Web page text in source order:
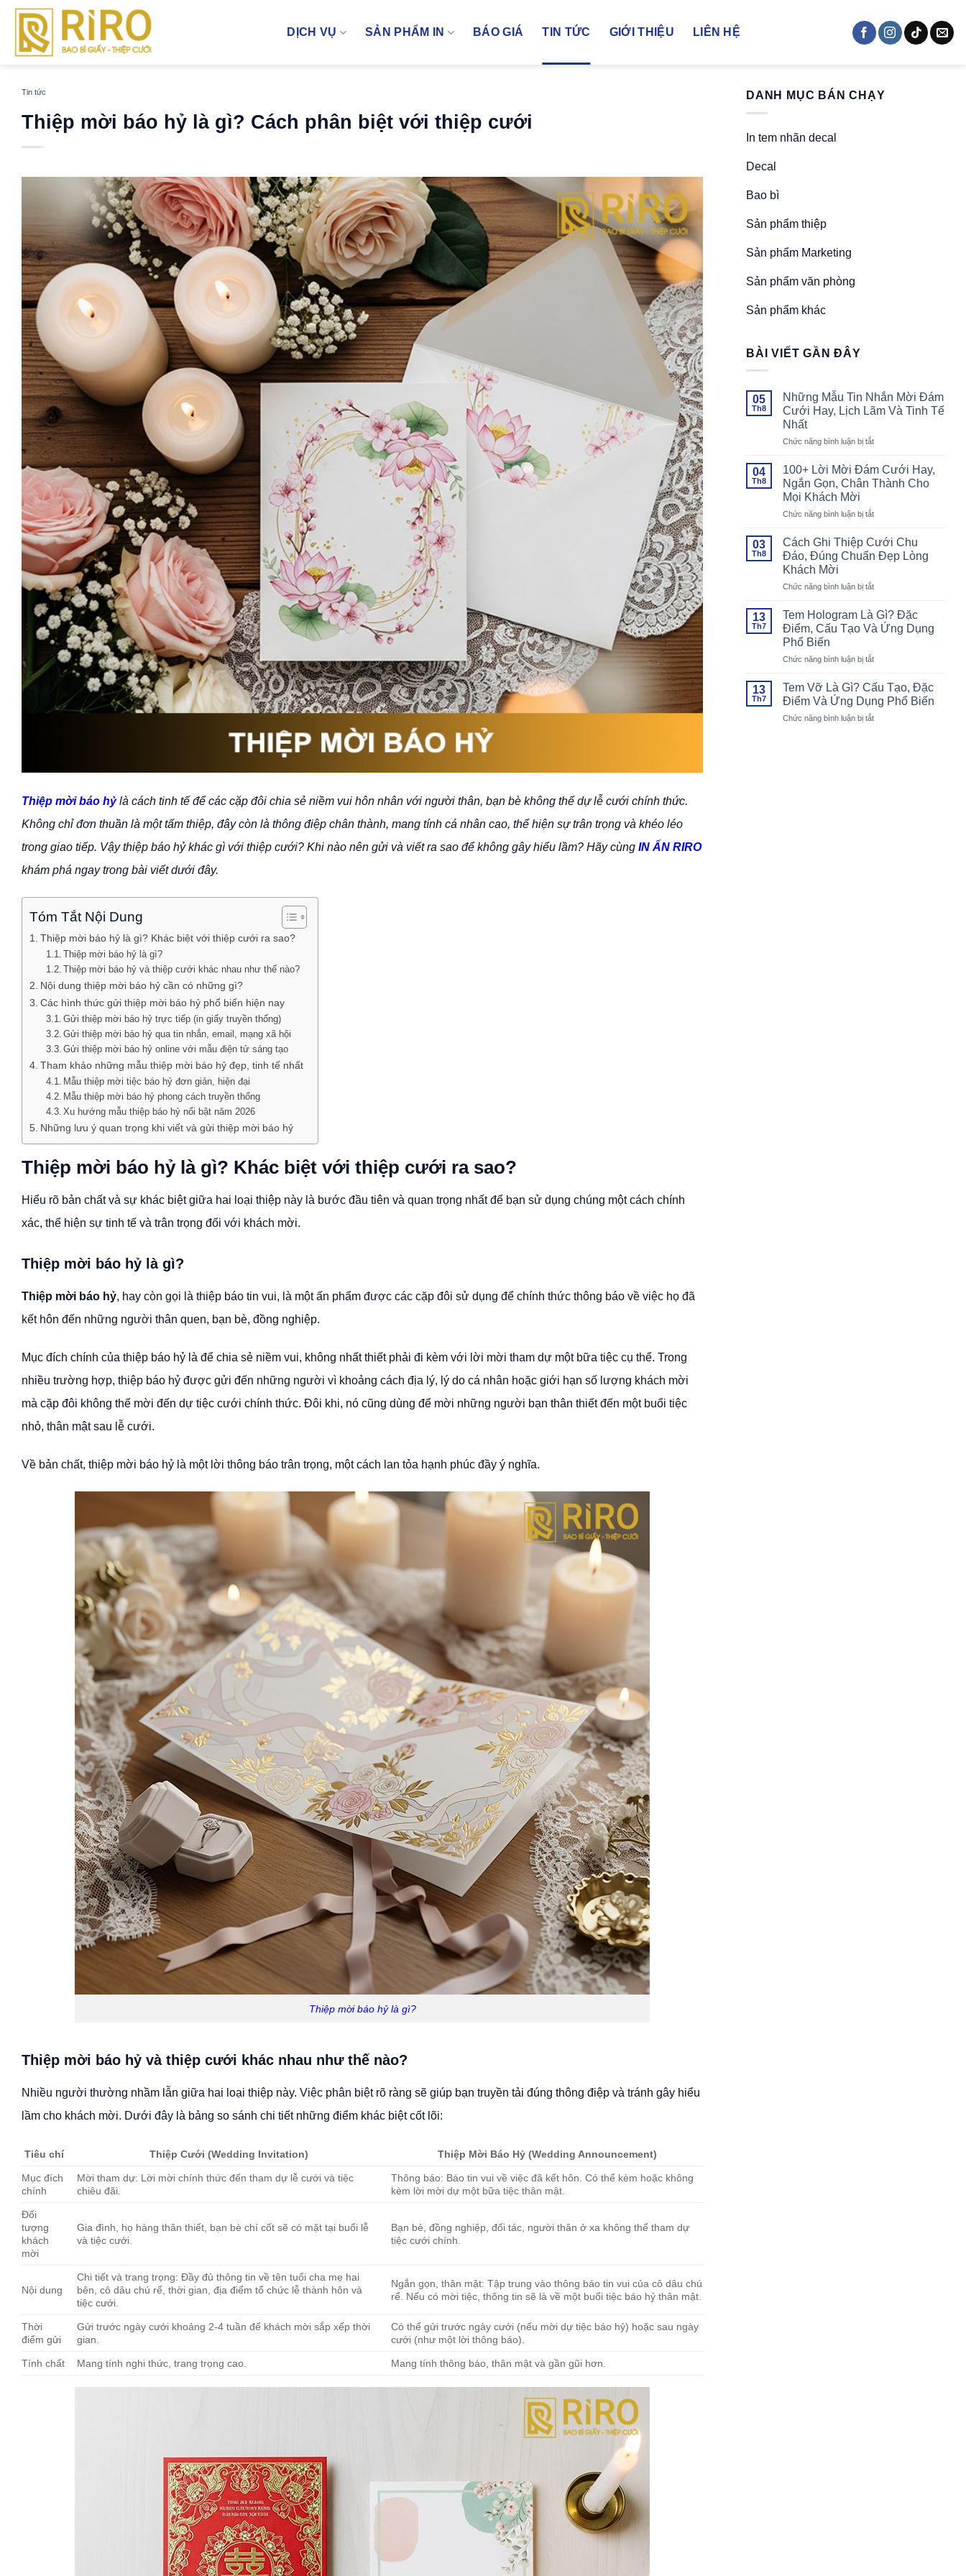
DỊCH VỤ SẢN PHẨM IN BÁO GIÁ TIN TỨC GIỚI THIỆU LIÊN HỆ
Tin tức
Thiệp mời báo hỷ là gì? Cách phân biệt với thiệp cưới
Thiệp mời báo hỷlà cách tinh tế để các cặp đôi chia sẻ niềm vui hôn nhân với người thân, bạn bè không thể dự lễ cưới chính thức.
Không chỉ đơn thuần là một tấm thiệp, đây còn là thông điệp chân thành, mang tính cá nhân cao, thể hiện sự trân trọng và khéo léo
trong giao tiếp. Vậy thiệp báo hỷ khác gì với thiệp cưới? Khi nào nên gửi và viết ra sao để không gây hiểu lầm? Hãy cùng IN ẤN RIRO
khám phá ngay trong bài viết dưới đây.
Tóm Tắt Nội Dung
Thiệp mời báo hỷ là gì? Khác biệt với thiệp cưới ra sao?
Thiệp mời báo hỷ là gì?
Thiệp mời báo hỷ và thiệp cưới khác nhau như thế nào?
Nội dung thiệp mời báo hỷ cần có những gì?
Các hình thức gửi thiệp mời báo hỷ phổ biến hiện nay
Gửi thiệp mời báo hỷ trực tiếp (in giấy truyền thống)
Gửi thiệp mời báo hỷ qua tin nhắn, email, mạng xã hội
Gửi thiệp mời báo hỷ online với mẫu điện tử sáng tạo
Tham khảo những mẫu thiệp mời báo hỷ đẹp, tinh tế nhất
Mẫu thiệp mời tiệc báo hỷ đơn giản, hiện đại
Mẫu thiệp mời báo hỷ phong cách truyền thống
Xu hướng mẫu thiệp báo hỷ nổi bật năm 2026
Những lưu ý quan trọng khi viết và gửi thiệp mời báo hỷ
Thiệp mời báo hỷ là gì? Khác biệt với thiệp cưới ra sao?
Hiểu rõ bản chất và sự khác biệt giữa hai loại thiệp này là bước đầu tiên và quan trọng nhất để bạn sử dụng chúng một cách chính
xác, thể hiện sự tinh tế và trân trọng đối với khách mời.
Thiệp mời báo hỷ là gì?
Thiệp mời báo hỷ, hay còn gọi là thiệp báo tin vui, là một ấn phẩm được các cặp đôi sử dụng để chính thức thông báo về việc họ đã
kết hôn đến những người thân quen, bạn bè, đồng nghiệp.
Mục đích chính của thiệp báo hỷ là để chia sẻ niềm vui, không nhất thiết phải đi kèm với lời mời tham dự một bữa tiệc cụ thể. Trong
nhiều trường hợp, thiệp báo hỷ được gửi đến những người vì khoảng cách địa lý, lý do cá nhân hoặc giới hạn số lượng khách mời
mà cặp đôi không thể mời đến dự tiệc cưới chính thức. Đôi khi, nó cũng dùng để mời những người bạn thân thiết đến một buổi tiệc
nhỏ, thân mật sau lễ cưới.
Về bản chất, thiệp mời báo hỷ là một lời thông báo trân trọng, một cách lan tỏa hạnh phúc đầy ý nghĩa.
Thiệp mời báo hỷ là gì?
Thiệp mời báo hỷ và thiệp cưới khác nhau như thế nào?
Nhiều người thường nhầm lẫn giữa hai loại thiệp này. Việc phân biệt rõ ràng sẽ giúp bạn truyền tải đúng thông điệp và tránh gây hiểu
lầm cho khách mời. Dưới đây là bảng so sánh chi tiết những điểm khác biệt cốt lõi:
Tiêu chí Thiệp Cưới (Wedding Invitation) Thiệp Mời Báo Hỷ (Wedding Announcement)
Mục đích
chính
Mời tham dự: Lời mời chính thức đến tham dự lễ cưới và tiệc
chiêu đãi.
Thông báo: Báo tin vui về việc đã kết hôn. Có thể kèm hoặc không
kèm lời mời dự một bữa tiệc thân mật.
Đối
tượng
khách
mời
Gia đình, họ hàng thân thiết, bạn bè chí cốt sẽ có mặt tại buổi lễ
và tiệc cưới.
Bạn bè, đồng nghiệp, đối tác, người thân ở xa không thể tham dự
tiệc cưới chính.
Nội dung
Chi tiết và trang trọng: Đầy đủ thông tin về tên tuổi cha mẹ hai
bên, cô dâu chú rể, thời gian, địa điểm tổ chức lễ thành hôn và
tiệc cưới.
Ngắn gọn, thân mật: Tập trung vào thông báo tin vui của cô dâu chú
rể. Nếu có mời tiệc, thông tin sẽ là về một buổi tiệc báo hỷ thân mật.
Thời
điểm gửi
Gửi trước ngày cưới khoảng 2-4 tuần để khách mời sắp xếp thời
gian.
Có thể gửi trước ngày cưới (nếu mời dự tiệc báo hỷ) hoặc sau ngày
cưới (như một lời thông báo).
Tính chất Mang tính nghi thức, trang trọng cao. Mang tính thông báo, thân mật và gần gũi hơn.
DANH MỤC BÁN CHẠY
In tem nhãn decal
Decal
Bao bì
Sản phẩm thiệp
Sản phẩm Marketing
Sản phẩm văn phòng
Sản phẩm khác
BÀI VIẾT GẦN ĐÂY
05
Th8
Những Mẫu Tin Nhắn Mời Đám
Cưới Hay, Lịch Lãm Và Tinh Tế
Nhất
Chức năng bình luận bị tắtở
Mẫu
Tin
Nhắn
Đám
Hay,
Lịch
Lãm
Tinh
Nhất
04
Th8
100+ Lời Mời Đám Cưới Hay,
Ngắn Gọn, Chân Thành Cho
Mọi Khách Mời
Chức năng bình luận bị tắtở
Lời
Mời
Đám
Hay,
Gọn,
Chân
Thành
Mọi
Mời
03
Th8
Cách Ghi Thiệp Cưới Chu
Đáo, Đúng Chuẩn Đẹp Lòng
Khách Mời
Chức năng bình luận bị tắtở
Ghi
Thiệp
Cưới
Đáo,
Chuẩn
Lòng
Khách
13
Th7
Tem Hologram Là Gì? Đặc
Điểm, Cấu Tạo Và Ứng Dụng
Phổ Biến
Chức năng bình luận bị tắtở
Hologram
Gì?
Đặc
13
Th7
Tem Vỡ Là Gì? Cấu Tạo, Đặc
Điểm Và Ứng Dụng Phổ Biến
Chức năng bình luận bị tắtở